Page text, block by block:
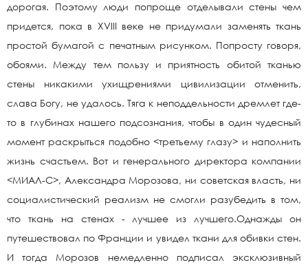
дорогая. Поэтому люди попроще отделывали стены чем
придется, пока в XVIII веке не придумали заменять ткань
простой бумагой с печатным рисунком. Попросту говоря,
обоями. Между тем пользу и приятность обитой тканью
стены никакими ухищрениями цивилизации отменить,
слава Богу, не удалось. Тяга к неподдельности дремлет где-
то в глубинах нашего подсознания, чтобы в один чудесный
момент раскрыться подобно <третьему глазу> и наполнить
жизнь счастьем. Вот и генерального директора компании
<МИАЛ-С>, Александра Морозова, ни советская власть, ни
социалистический реализм не смогли разубедить в том,
что ткань на стенах - лучшее из лучшего.Однажды он
путешествовал по Франции и увидел ткани для обивки стен.
И тогда Морозов немедленно подписал эксклюзивный